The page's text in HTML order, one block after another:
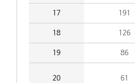
17 191
18 126
19 86
20 61